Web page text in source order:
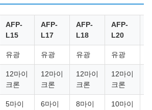
AFP-
L15
AFP-
L17
AFP-
L18
AFP-
L20
유광 유광 유광 유광
12마이
크론
12마이
크론
12마이
크론
12마이
크론
5마이
6마이
8마이
10마이